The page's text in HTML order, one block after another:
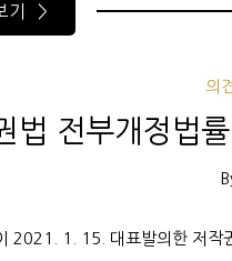
기 >
의
법 전부개정법
2021. 1. 15. 대표발의한 저작